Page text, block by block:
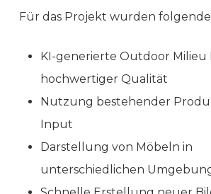
Für das Projekt wurden
KI-generierte Outdoor Milieu
hochwertiger Qualität
Nutzung bestehender
Input
Darstellung von Möbeln in
unterschiedlichen